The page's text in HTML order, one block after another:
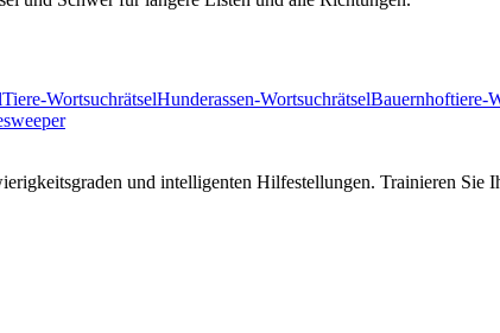
Tiere-WortsuchrätselHunderassen-WortsuchrätselBauernhoftiere-
und intelligenten Hilfestellungen. Trainieren Sie